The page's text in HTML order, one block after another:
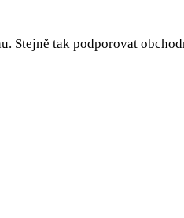
tak podporovat